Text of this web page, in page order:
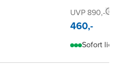
UVP 890,-
460,-
Sofort